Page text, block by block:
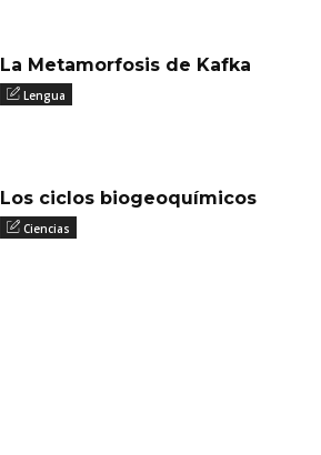
La Metamorfosis de Kafka
Lengua
Los ciclos biogeoquímicos
Ciencias